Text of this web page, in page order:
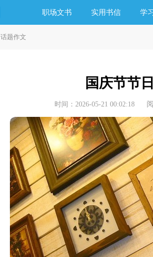
职场文书 实用书信 学
话题作文
国庆节节
时间：2026-05-21 00:02:18